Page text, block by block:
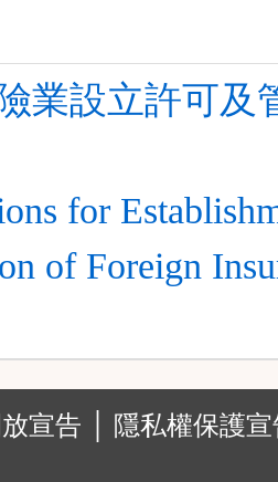
業設立許可及
for
of Foreign
宣告 │
隱私權保護